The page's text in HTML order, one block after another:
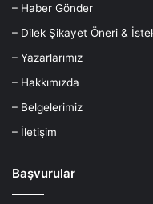
– Haber Gönder
– Dilek Şikayet Öneri &
– Yazarlarımız
– Hakkımızda
– Belgelerimiz
– İletişim
Başvurular